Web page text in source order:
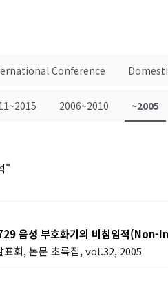
Conference
2006~2010 ~2005
"
음성 부호화기의 비침임적
회, 논문 초록집, vol.32, 2005